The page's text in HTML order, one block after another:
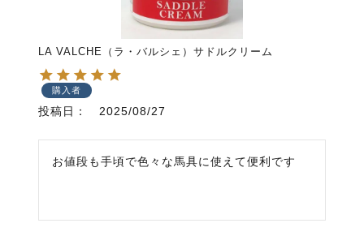
LA VALCHE（ラ・バルシェ）サドルクリーム
購入者
投稿日 2025/08/27
お値段も手頃で色々な馬具に使えて便利です